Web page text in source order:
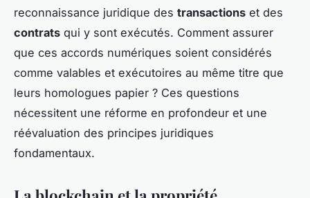
reconnaissance juridique des transactions et des
contrats qui y sont exécutés. Comment assurer
que ces accords numériques soient considérés
comme valables et exécutoires au même titre que
leurs homologues papier ? Ces questions
nécessitent une réforme en profondeur et une
réévaluation des principes juridiques
fondamentaux.